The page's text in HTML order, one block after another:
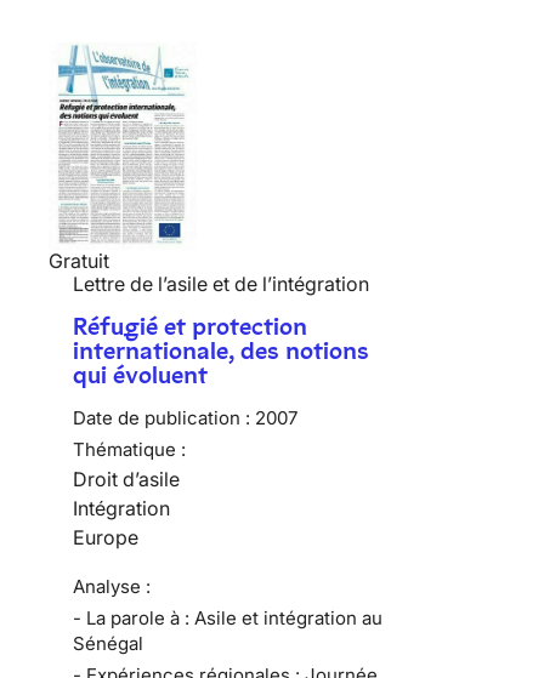
Gratuit
Lettre de l’asile et de l’intégration
Réfugié et protection
internationale, des notions
qui évoluent
Date de publication : 2007
Thématique :
Droit d’asile
Intégration
Europe
Analyse :
- La parole à : Asile et intégration au
Sénégal